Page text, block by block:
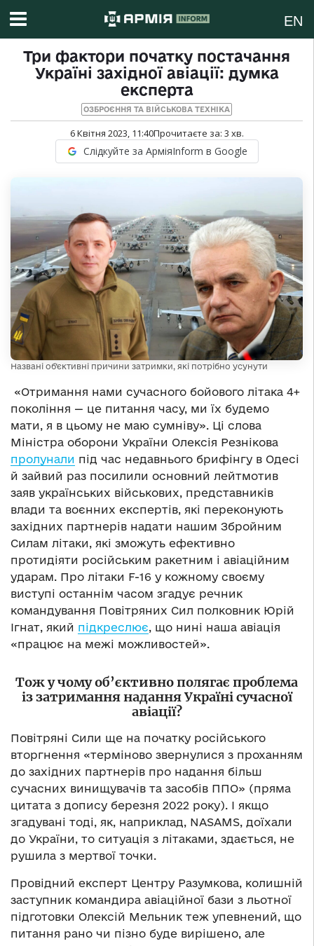
EN
Три фактори початку постачання
Україні західної авіації: думка
експерта
ОЗБРОЄННЯ ТА ВІЙСЬКОВА ТЕХНІКА
6 Квітня 2023, 11:40Прочитаєте за: 3 хв.
Слідкуйте за АрміяInform в Google
Названі об’єктивні причини затримки, які потрібно усунути
«Отримання нами сучасного бойового літака 4+
покоління — це питання часу, ми їх будемо
мати, я в цьому не маю сумніву». Ці слова
Міністра оборони України Олексія Резнікова
пролунали під час недавнього брифінгу в Одесі
й зайвий раз посилили основний лейтмотив
заяв українських військових, представників
влади та воєнних експертів, які переконують
західних партнерів надати нашим Збройним
Силам літаки, які зможуть ефективно
протидіяти російським ракетним і авіаційним
ударам. Про літаки F-16 у кожному своєму
виступі останнім часом згадує речник
командування Повітряних Сил полковник Юрій
Ігнат, який підкреслює, що нині наша авіація
«працює на межі можливостей».
Тож у чому об’єктивно полягає проблема
із затримання надання Україні сучасної
авіації?
Повітряні Сили ще на початку російського
вторгнення «терміново звернулися з проханням
до західних партнерів про надання більш
сучасних винищувачів та засобів ППО» (пряма
цитата з допису березня 2022 року). І якщо
згадувані тоді, як, наприклад, NASAMS, доїхали
до України, то ситуація з літаками, здається, не
рушила з мертвої точки.
Провідний експерт Центру Разумкова, колишній
заступник командира авіаційної бази з льотної
підготовки Олексій Мельник теж упевнений, що
питання рано чи пізно буде вирішено, але